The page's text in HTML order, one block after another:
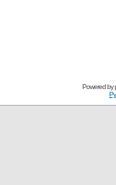
Powered by